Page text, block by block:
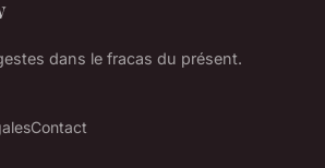
dans le fracas du présent.
Contact